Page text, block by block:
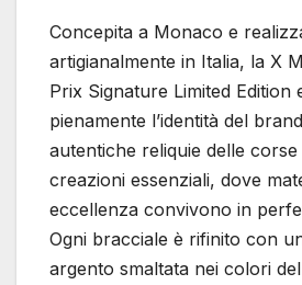
Concepita a Monaco e
artigianalmente in Italia, la X
Prix Signature Limited Edition
pienamente l’identità del
autentiche reliquie delle
creazioni essenziali, dove
eccellenza convivono in
Ogni bracciale è rifinito con
argento smaltata nei colori